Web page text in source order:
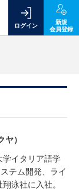
ログイン
新規
会員登録
）
イタリア語学
テム開発、ライ
泳社に入社。